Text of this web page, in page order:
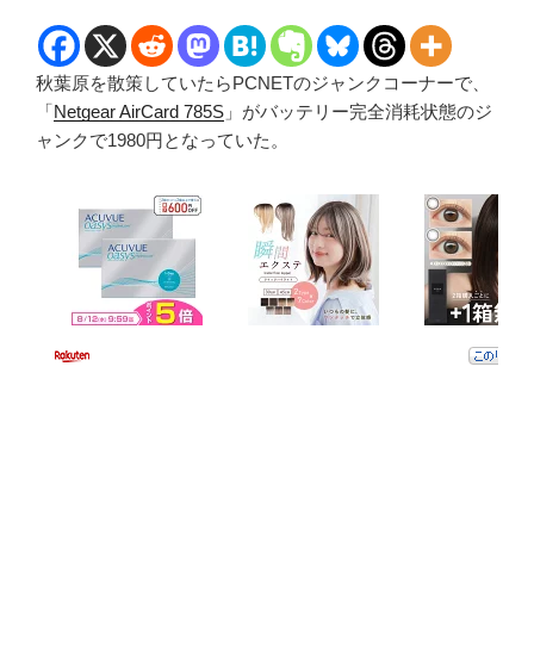
秋葉原を散策していたらPCNETのジャンクコーナーで、
「Netgear AirCard 785S 」がバッテリー完全消耗状態のジ
ャンクで1980円となっていた。